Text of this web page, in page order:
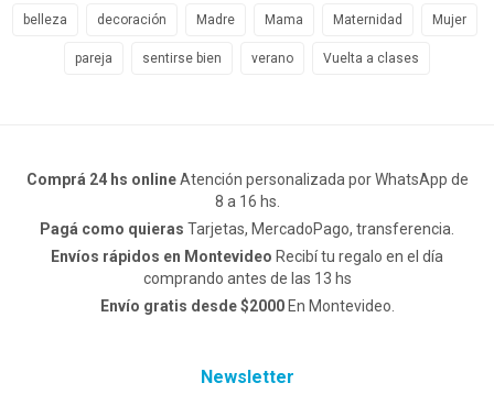
belleza decoración Madre Mama Maternidad Mujer
pareja sentirse bien verano Vuelta a clases
Comprá 24 hs onlineAtención personalizada por WhatsApp de
8 a 16 hs.
Pagá como quieras Tarjetas, MercadoPago, transferencia.
Envíos rápidos en Montevideo Recibí tu regalo en el día
comprando antes de las 13 hs
Envío gratis desde $2000En Montevideo.
Newsletter